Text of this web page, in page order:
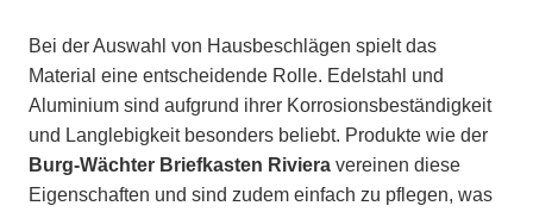
Bei der Auswahl von Hausbeschlägen spielt das
Material eine entscheidende Rolle. Edelstahl und
Aluminium sind aufgrund ihrer Korrosionsbeständigkeit
und Langlebigkeit besonders beliebt. Produkte wie der
Burg-Wächter Briefkasten Riviera vereinen diese
Eigenschaften und sind zudem einfach zu pflegen, was